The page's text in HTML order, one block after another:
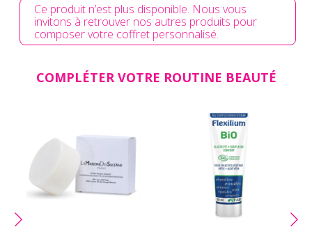
Ce produit n’est plus disponible. Nous vous
invitons à retrouver nos autres produits pour
composer votre coffret personnalisé.
COMPLÉTER VOTRE ROUTINE BEAUTÉ